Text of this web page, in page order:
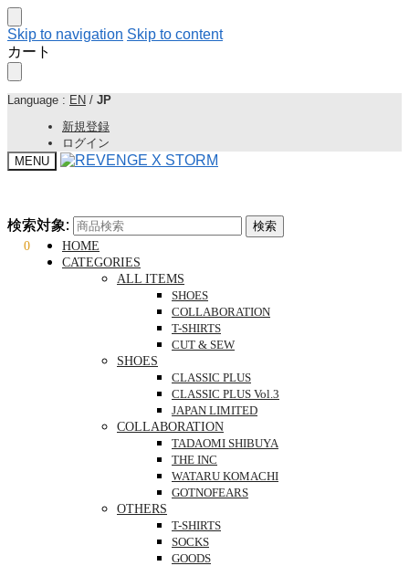
Skip to navigation Skip to content
カート
Language : EN / JP
新規登録
ログイン
MENU
検索対象:
検索
0
検索対象:
検索
HOME
CATEGORIES
ALL ITEMS
SHOES
COLLABORATION
T-SHIRTS
CUT & SEW
SHOES
CLASSIC PLUS
CLASSIC PLUS Vol.3
JAPAN LIMITED
COLLABORATION
TADAOMI SHIBUYA
THE INC
WATARU KOMACHI
GOTNOFEARS
OTHERS
T-SHIRTS
SOCKS
GOODS